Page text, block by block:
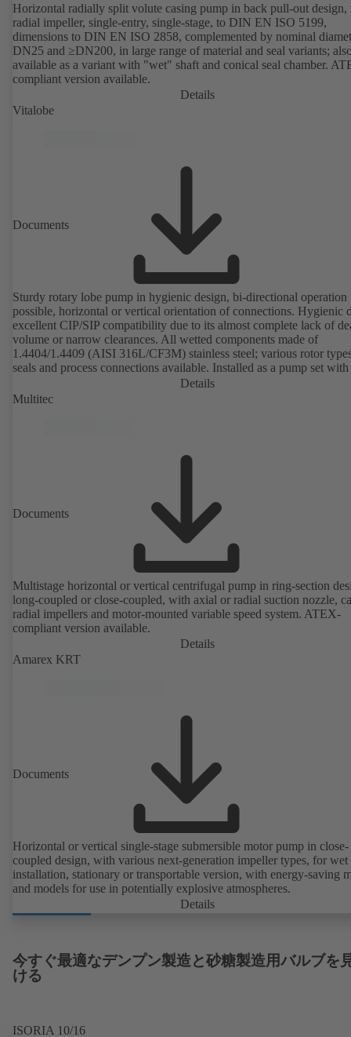
Horizontal radially split volute casing pump in back pull-out
radial impeller, single-entry, single-stage, to DIN EN ISO 5199,
dimensions to DIN EN ISO 2858, complemented by nominal
DN25 and ≥DN200, in large range of material and seal variants;
available as a variant with "wet" shaft and conical seal chamber.
compliant version available.
Details
Vitalobe
Documents
Sturdy rotary lobe pump in hygienic design, bi-directional operation
possible, horizontal or vertical orientation of connections. Hygienic
excellent CIP/SIP compatibility due to its almost complete lack of
volume or narrow clearances. All wetted components made of
1.4404/1.4409 (AISI 316L/CF3M) stainless steel; various rotor
seals and process connections available. Installed as a pump set with
unit and standardised motor. The pump's elastomeric materials
with FDA standards and EN 1935/2004. Accessories include a
Details
Multitec
Documents
Multistage horizontal or vertical centrifugal pump in ring-section
long-coupled or close-coupled, with axial or radial suction nozzle,
radial impellers and motor-mounted variable speed system. ATEX-
compliant version available.
Details
Amarex KRT
Documents
Horizontal or vertical single-stage submersible motor pump in close-
coupled design, with various next-generation impeller types, for
installation, stationary or transportable version, with energy-saving
and models for use in potentially explosive atmospheres.
Details
今すぐ最適なデンプン製造と砂糖製造用バルブを
ける
ISORIA 10/16